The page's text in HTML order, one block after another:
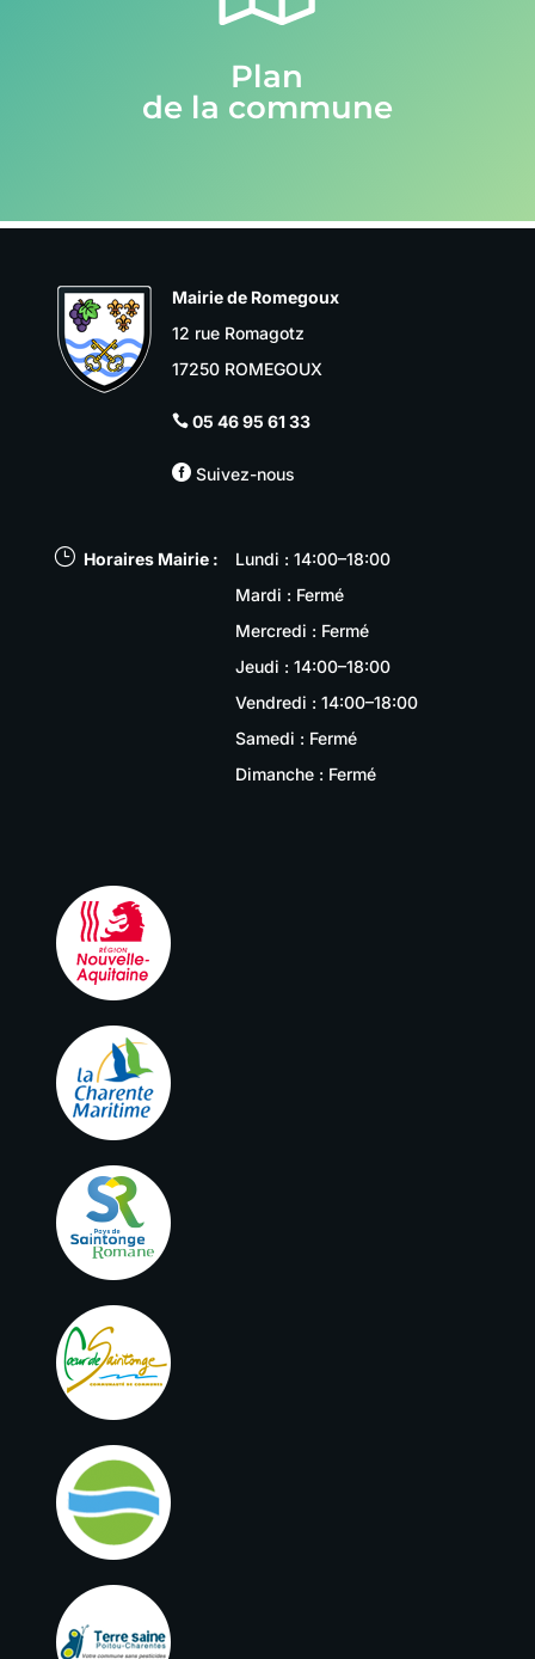
Plan
de la commune
Mairie de Romegoux
12 rue Romagotz
17250 ROMEGOUX
 05 46 95 61 33
Suivez-nous
} Horaires Mairie :
Lundi : 14:00–18:00
Mardi : Fermé
Mercredi : Fermé
Jeudi : 14:00–18:00
Vendredi : 14:00–18:00
Samedi : Fermé
Dimanche : Fermé